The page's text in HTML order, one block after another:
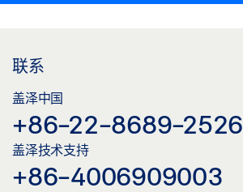
联系
盖泽中国
+86-22-8689-2526
盖泽技术支持
+86-4006909003